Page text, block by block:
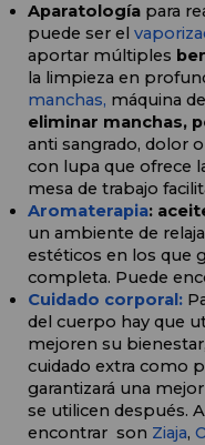
Aparatología para
puede ser el
aportar múltiples
la limpieza en
manchas, máquina
eliminar manchas,
anti sangrado, dolor
con lupa que ofrece
mesa de trabajo
Aromaterapia:
un ambiente de
estéticos en los que
completa. Puede
Cuidado corporal:
del cuerpo hay que
mejoren su
cuidado extra como
garantizará una
se utilicen después.
encontrar  son Ziaja,